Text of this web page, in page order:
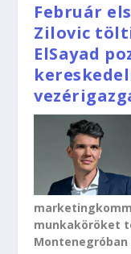
Február
Zilovic
ElSayad
munkaköröket
Montenegróban